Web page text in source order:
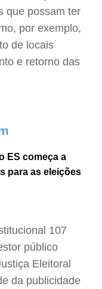
que possam ter
por exemplo,
de locais
e retorno das
ES começa a
para as eleições
107
público
Eleitoral
da publicidade